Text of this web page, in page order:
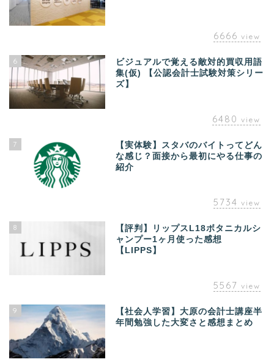
6666 view
6
ビジュアルで覚える敵対的買収用語
集(仮) 【公認会計士試験対策シリー
ズ】
6480 view
7
【実体験】スタバのバイトってどん
な感じ？面接から最初にやる仕事の
紹介
5734 view
8
【評判】リップスL18ボタニカルシ
ャンプー1ヶ月使った感想
【LIPPS】
5567 view
9
【社会人学習】大原の会計士講座半
年間勉強した大変さと感想まとめ